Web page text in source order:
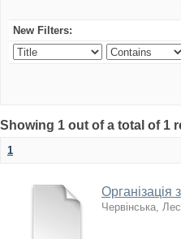
New Filters:
Showing 1 out of a total of 1
1
Організація
Червінська,